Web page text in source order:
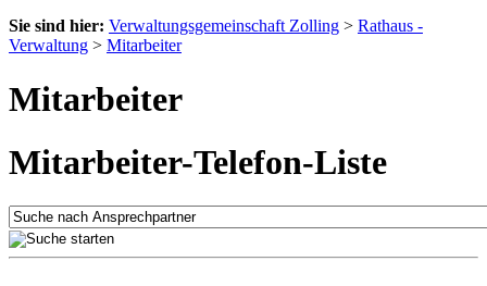
Sie sind hier: Verwaltungsgemeinschaft Zolling > Rathaus -
Verwaltung > Mitarbeiter
Mitarbeiter
Mitarbeiter-Telefon-Liste